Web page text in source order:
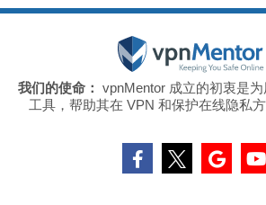
我们的使命： vpnMentor 成立的初衷是
工具，帮助其在 VPN 和保护在线隐私方